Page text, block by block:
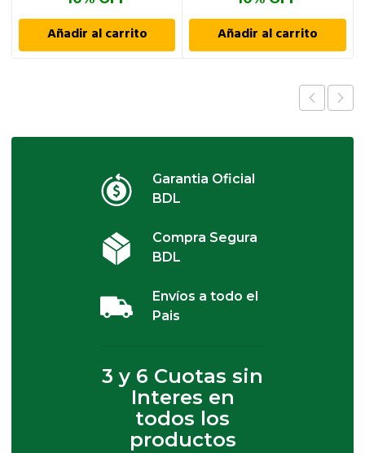
Añadir al carrito Añadir al carrito
Garantia Oficial
BDL
Compra Segura
BDL
Envíos a todo el
Pais
3 y 6 Cuotas sin
Interes en
todos los
productos